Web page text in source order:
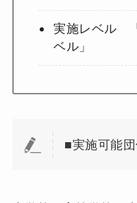
実施レベル
ベル」
■実施可能